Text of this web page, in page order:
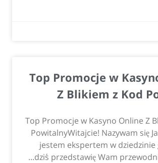
Top Promocje w
Z Blikiem z Kod
Top Promocje w Kasyno Online Z
PowitalnyWitajcie! Nazywam się
jestem ekspertem w
dziś przedstawię Wam